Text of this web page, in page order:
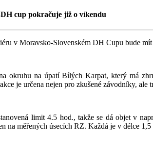
cup pokračuje již o víkendu
v Moravsko-Slovenském DH Cupu bude
okruhu na úpatí Bílých Karpat, který má
je určena nejen pro zkušené závodníky,
limit 4.5 hod., takže se dá objet v
na měřených úsecích RZ. Každá je v délce